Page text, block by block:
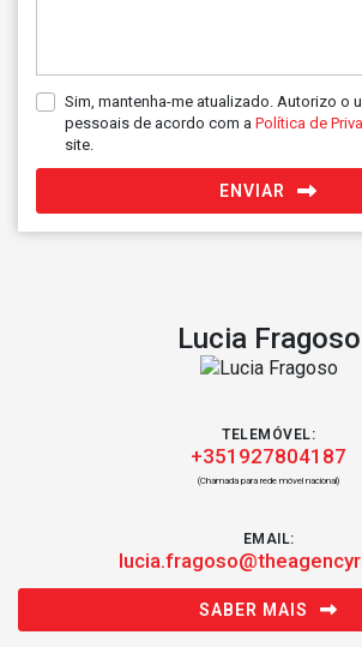
Sim, mantenha-me atualizado. Autorizo o
pessoais de acordo com a Política de
site.
ENVIAR
Lucia Fragoso
TELEMÓVEL:
+351927804187
(Chamada para rede móvel nacional)
EMAIL:
SABER MAIS